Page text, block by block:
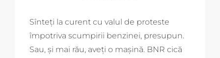
Sînteți la curent cu valul de proteste
împotriva scumpirii benzinei, presupun.
Sau, și mai rău, aveți o mașină. BNR cică